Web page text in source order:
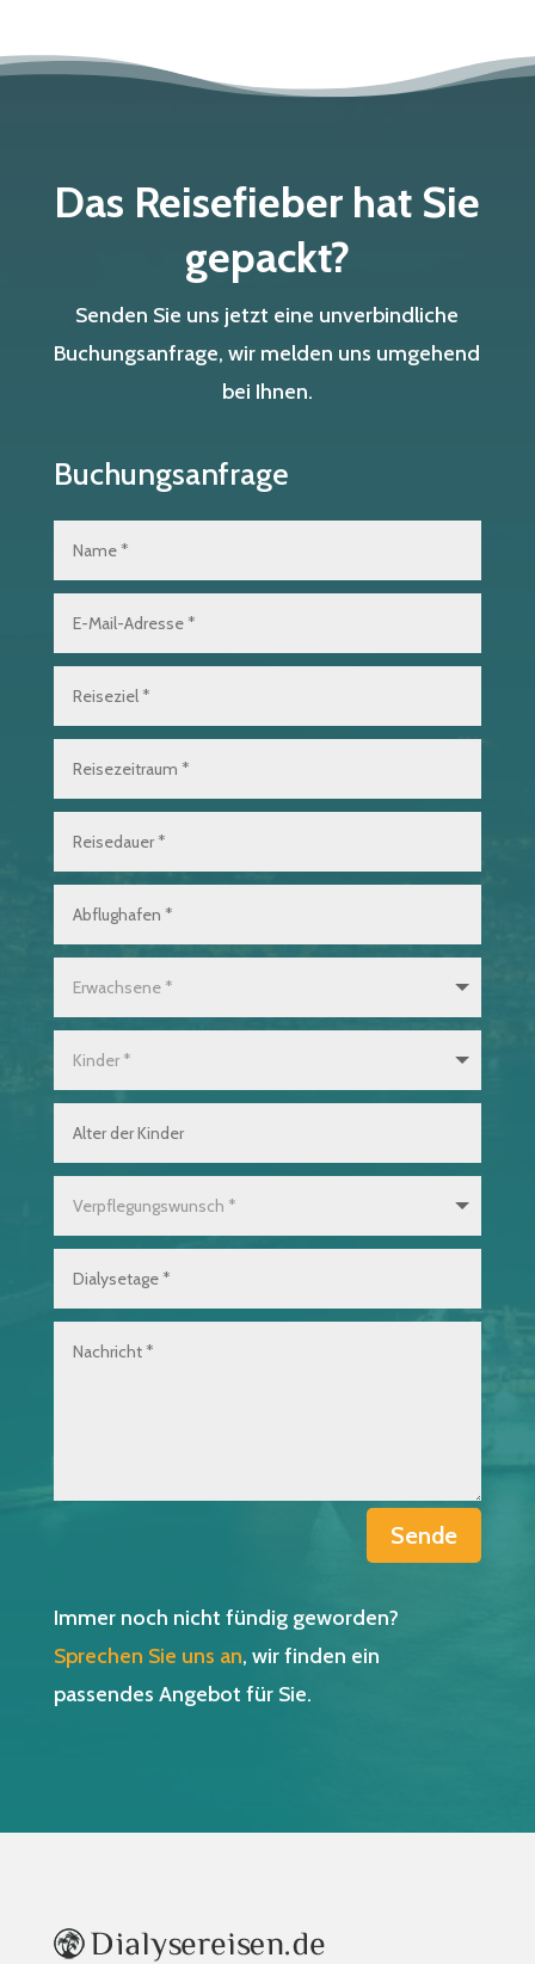
Das Reisefieber hat Sie
gepackt?
Senden Sie uns jetzt eine unverbindliche
Buchungsanfrage, wir melden uns umgehend
bei Ihnen.
Buchungsanfrage
Sende
Immer noch nicht fündig geworden?
Sprechen Sie uns an, wir finden ein
passendes Angebot für Sie.